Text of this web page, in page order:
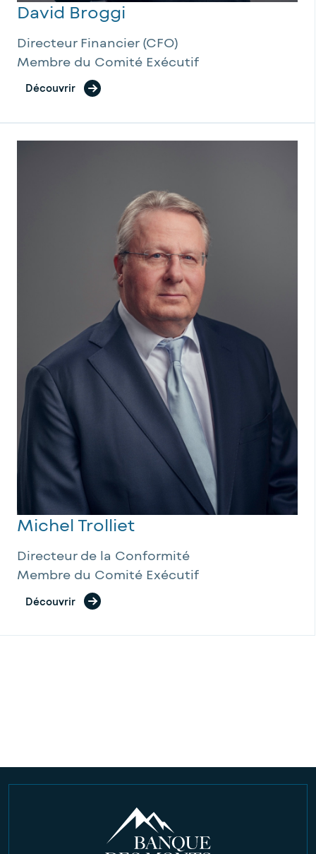
David Broggi
Directeur Financier (CFO)
Membre du Comité Exécutif
Découvrir
Michel Trolliet
Directeur de la Conformité
Membre du Comité Exécutif
Découvrir